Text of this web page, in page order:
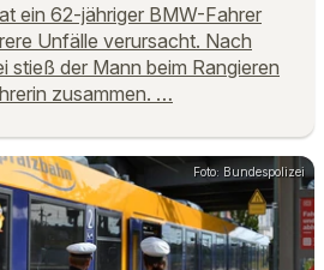
ein 62-jähriger BMW-Fahrer
Unfälle verursacht. Nach
stieß der Mann beim Rangieren
zusammen. …
Foto: Bundespolizei